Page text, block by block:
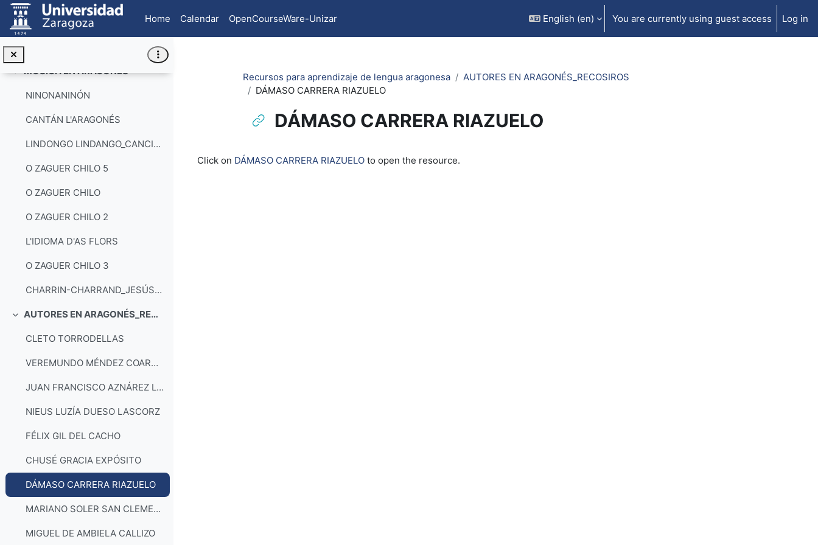
Skip to main content
Home
Calendar OpenCourseWare-Unizar English ‎(en)‎ You are currently using guest access Log in
LOS TRES TONINEZ
LA MISA DEL CURA DE BENÁS
Collapse
MOSICA EN ARAGONÉS
NINONANINÓN
CANTÁN L'ARAGONÉS
LINDONGO LINDANGO_CANCIÓN EN CHISTABÍN
O ZAGUER CHILO 5
O ZAGUER CHILO
O ZAGUER CHILO 2
L'IDIOMA D'AS FLORS
O ZAGUER CHILO 3
CHARRIN-CHARRAND_JESÚS SIERRA
Collapse AUTORES EN ARAGONÉS_RECOSIROS
CLETO TORRODELLAS
VEREMUNDO MÉNDEZ COARASA
JUAN FRANCISCO AZNÁREZ LÓPEZ
NIEUS LUZÍA DUESO LASCORZ
FÉLIX GIL DEL CACHO
CHUSÉ GRACIA EXPÓSITO
DÁMASO CARRERA RIAZUELO
MARIANO SOLER SAN CLEMENTE
MIGUEL DE AMBIELA CALLIZO
Recursos para aprendizaje de lengua aragonesa
AUTORES EN ARAGONÉS_RECOSIROS
DÁMASO CARRERA RIAZUELO
DÁMASO CARRERA RIAZUELO
Click on DÁMASO CARRERA RIAZUELO to open the resource.